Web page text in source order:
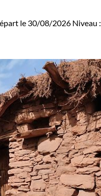
le 30/08/2026 Niveau :